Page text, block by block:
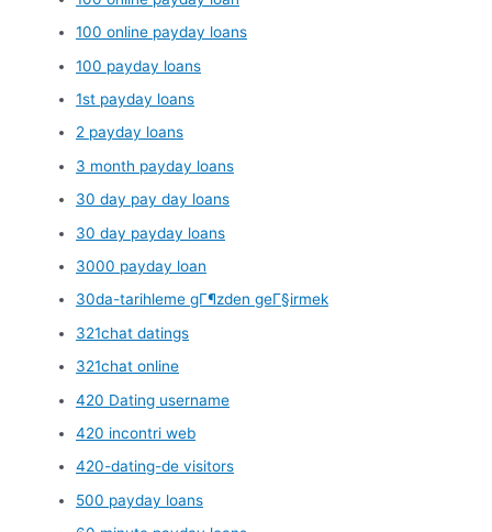
100 online payday loans
100 payday loans
1st payday loans
2 payday loans
3 month payday loans
30 day pay day loans
30 day payday loans
3000 payday loan
30da-tarihleme gГ¶zden geГ§irmek
321chat datings
321chat online
420 Dating username
420 incontri web
420-dating-de visitors
500 payday loans